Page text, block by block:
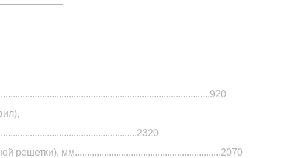
решетки), мм............................................................2070